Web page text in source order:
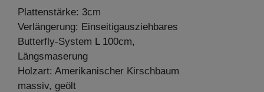
Plattenstärke: 3cm
Verlängerung: Einseitigausziehbares
Butterfly-System L 100cm,
Längsmaserung
Holzart: Amerikanischer Kirschbaum
massiv, geölt